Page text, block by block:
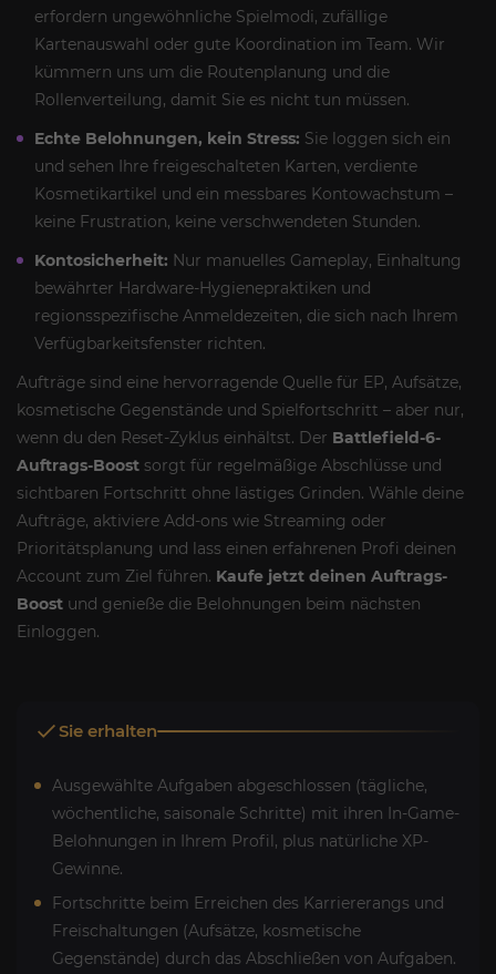
erfordern ungewöhnliche Spielmodi, zufällige
Kartenauswahl oder gute Koordination im Team. Wir
kümmern uns um die Routenplanung und die
Rollenverteilung, damit Sie es nicht tun müssen.
Echte Belohnungen, kein Stress: Sie loggen sich ein
und sehen Ihre freigeschalteten Karten, verdiente
Kosmetikartikel und ein messbares Kontowachstum –
keine Frustration, keine verschwendeten Stunden.
Kontosicherheit: Nur manuelles Gameplay, Einhaltung
bewährter Hardware-Hygienepraktiken und
regionsspezifische Anmeldezeiten, die sich nach Ihrem
Verfügbarkeitsfenster richten.
Aufträge sind eine hervorragende Quelle für EP, Aufsätze,
kosmetische Gegenstände und Spielfortschritt – aber nur,
wenn du den Reset-Zyklus einhältst. Der Battlefield-6-
Auftrags-Boost sorgt für regelmäßige Abschlüsse und
sichtbaren Fortschritt ohne lästiges Grinden. Wähle deine
Aufträge, aktiviere Add-ons wie Streaming oder
Prioritätsplanung und lass einen erfahrenen Profi deinen
Account zum Ziel führen. Kaufe jetzt deinen Auftrags-
Boost und genieße die Belohnungen beim nächsten
Einloggen.
Sie erhalten
Ausgewählte Aufgaben abgeschlossen (tägliche,
wöchentliche, saisonale Schritte) mit ihren In-Game-
Belohnungen in Ihrem Profil, plus natürliche XP-
Gewinne.
Fortschritte beim Erreichen des Karriererangs und
Freischaltungen (Aufsätze, kosmetische
Gegenstände) durch das Abschließen von Aufgaben.